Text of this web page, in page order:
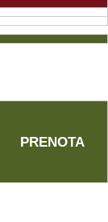
PRENOTA